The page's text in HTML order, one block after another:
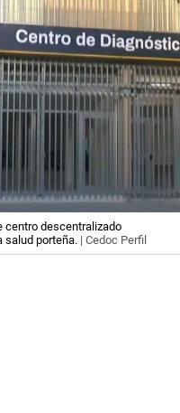
centro descentralizado
salud porteña. | Cedoc Perfil